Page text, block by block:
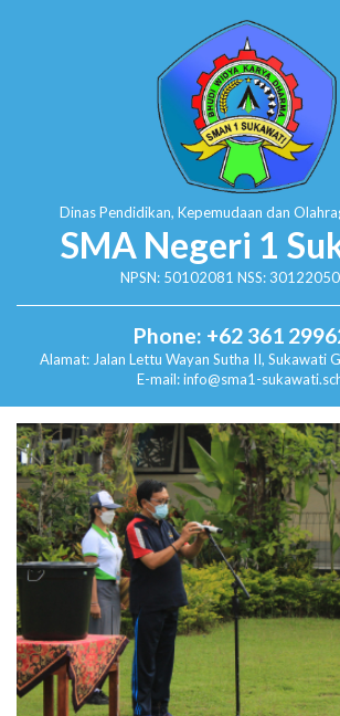
Dinas Pendidikan, Kepemudaan dan
SMA Negeri 1
NPSN: 50102081 NSS:
Phone: +62 361
Alamat: Jalan Lettu Wayan Sutha II, Sukawati
E-mail: info@sma1-